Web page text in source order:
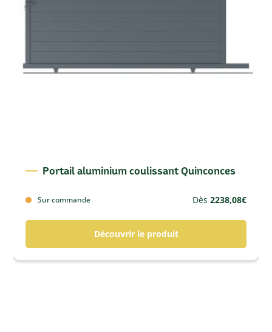
Portail aluminium coulissant Quinconces
Sur commande Dès 2238,08€
Découvrir le produit